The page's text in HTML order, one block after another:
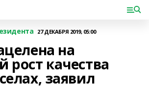
27 ДЕКАБРЯ 2019, 05:00
на
рост качества
заявил